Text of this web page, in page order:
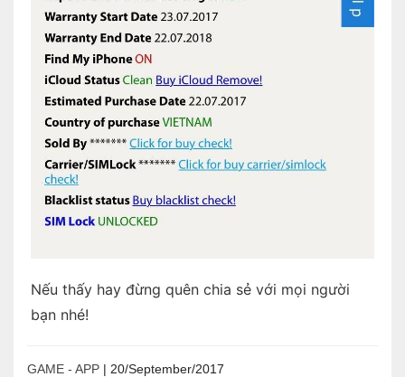
Nếu thấy hay đừng quên chia sẻ với mọi người
bạn nhé!
GAME - APP | 20/September/2017